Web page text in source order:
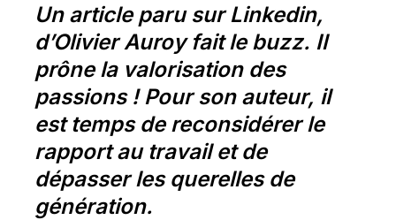
Un article paru sur Linkedin,
d’Olivier Auroy fait le buzz. Il
prône la valorisation des
passions ! Pour son auteur, il
est temps de reconsidérer le
rapport au travail et de
dépasser les querelles de
génération.